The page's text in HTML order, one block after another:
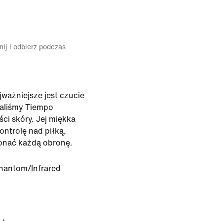
i odbierz podczas
jest czucie
Tiempo
skóry. Jej miękka
nad piłką,
każdą obronę.
Infrared